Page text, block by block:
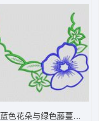
蓝色花朵与绿色藤蔓刺绣